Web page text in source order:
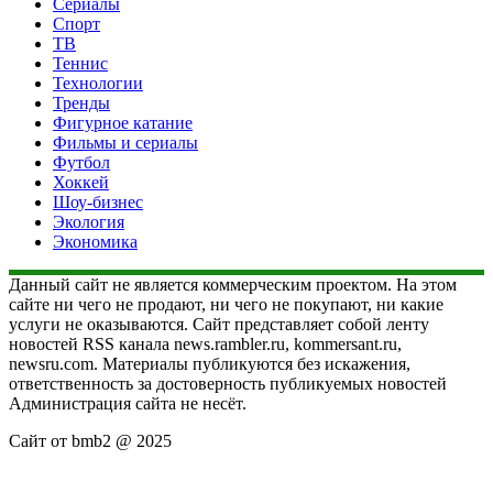
Спорт
ТВ
Теннис
Технологии
Тренды
Фигурное катание
Фильмы и сериалы
Футбол
Хоккей
Шоу-бизнес
Экология
Экономика
Данный сайт не является коммерческим проектом. На этом
сайте ни чего не продают, ни чего не покупают, ни какие
услуги не оказываются. Сайт представляет собой ленту
новостей RSS канала news.rambler.ru, kommersant.ru,
newsru.com. Материалы публикуются без искажения,
ответственность за достоверность публикуемых новостей
Администрация сайта не несёт.
Сайт от bmb2 @ 2025